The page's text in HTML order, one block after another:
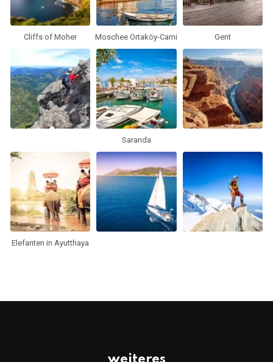
Cliffs of Moher Moschee Ortaköy-Cami Gent
Saranda
Elefanten in Ayutthaya